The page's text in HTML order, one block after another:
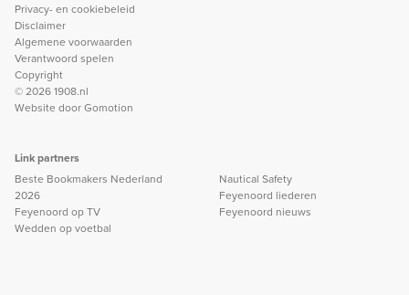
Privacy- en cookiebeleid
Disclaimer
Algemene voorwaarden
Verantwoord spelen
Copyright
© 2026 1908.nl
Website doorGomotion
Link partners
Beste Bookmakers Nederland
2026
Feyenoord op TV
Wedden op voetbal
Nautical Safety
Feyenoord liederen
Feyenoord nieuws